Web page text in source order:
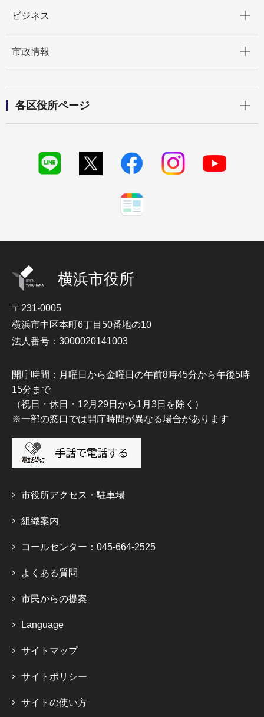
ビジネス
市政情報
各区役所ページ
横浜市役所
〒231-0005
横浜市中区本町6丁目50番地の10
法人番号：3000020141003
開庁時間：月曜日から金曜日の午前8時45分から午後5時
15分まで
（祝日・休日・12月29日から1月3日を除く）
※一部の窓口では開庁時間が異なる場合があります
市役所アクセス・駐車場
組織案内
コールセンター：045-664-2525
よくある質問
市民からの提案
Language
サイトマップ
サイトポリシー
サイトの使い方